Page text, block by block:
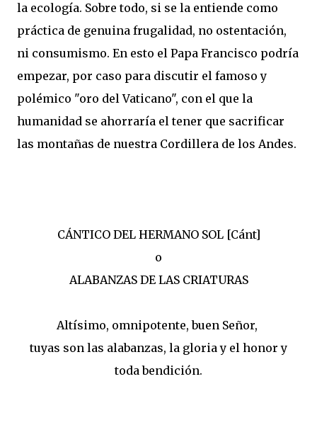
la ecología. Sobre todo, si se la entiende como
práctica de genuina frugalidad, no ostentación,
ni consumismo. En esto el Papa Francisco podría
empezar, por caso para discutir el famoso y
polémico "oro del Vaticano", con el que la
humanidad se ahorraría el tener que sacrificar
las montañas de nuestra Cordillera de los Andes.
CÁNTICO DEL HERMANO SOL [Cánt]
o
ALABANZAS DE LAS CRIATURAS
Altísimo, omnipotente, buen Señor,
tuyas son las alabanzas, la gloria y el honor y
toda bendición.